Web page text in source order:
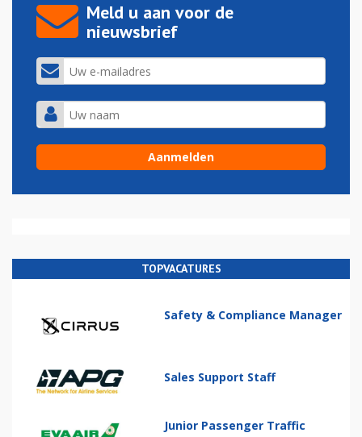
Meld u aan voor de
nieuwsbrief
TOPVACATURES
Safety & Compliance Manager
Sales Support Staff
Junior Passenger Traffic